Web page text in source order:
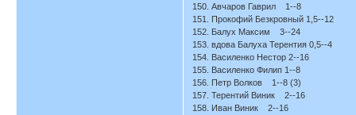
150. Авчаров Гаврил 1--8
151. Прокофий Безкровный 1,5--12
152. Балух Максим 3--24
153. вдова Балуха Терентия 0,5--4
154. Василенко Нестор 2--16
155. Василенко Филип 1--8
156. Петр Волков 1--8 (3)
157. Терентий Виник 2--16
158. Иван Виник 2--16